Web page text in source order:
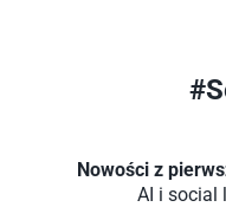
Nowości z
AI i social